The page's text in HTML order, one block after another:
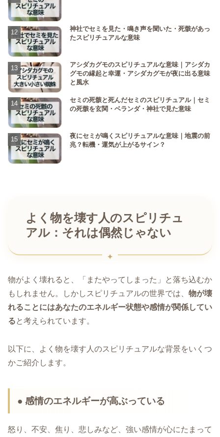
神社でセミを見た・鳴き声を聞いた・死骸があっ
たスピリチュアルな意味
アシダカグモのスピリチュアルな意味｜アシダカ
グモの縁起と幸運・アシダカグモが夜に出る意味
と風水
セミの死骸と死んだセミのスピリチュアル｜セミ
の死骸を玄関・ベランダ・神社で見た意味
夜にセミが鳴くスピリチュアルな意味｜地震の前
兆？転機・運気が上がるサイン？
よく物を壊す人のスピリチュ
アル：それは偶然じゃない
物がよく壊れると、「またやってしまった」と落ち込むか
もしれません。しかしスピリチュアルの世界では、 物が壊
れることにはあなたのエネルギー状態や感情が関係してい
ると考えられています。
以下に、よく物を壊す人のスピリチュアルな背景をいくつ
かご紹介します。
● 感情のエネルギーが高ぶっている
怒り、不安、焦り、悲しみなど、強い感情が心にたまって